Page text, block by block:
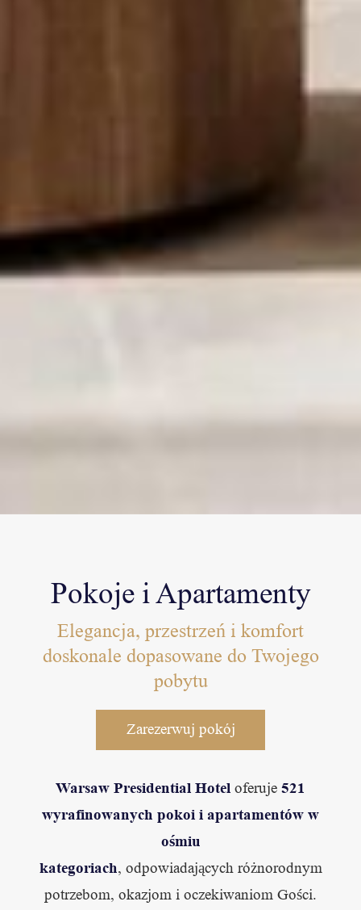
Pokoje i Apartamenty
Elegancja, przestrzeń i komfort
doskonale dopasowane do Twojego
pobytu
Zarezerwuj pokój
Warsaw Presidential Hotel oferuje 521
wyrafinowanych pokoi i apartamentów w
ośmiu
kategoriach, odpowiadających różnorodnym
potrzebom, okazjom i oczekiwaniom Gości.